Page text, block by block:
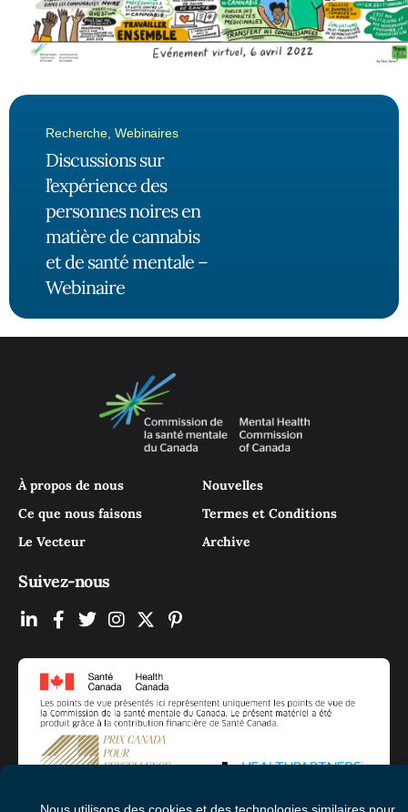
Recherche Webinaires
Discussions sur
l’expérience des
personnes noires en
matière de cannabis
et de santé mentale –
Webinaire
À propos de nous
Ce que nous faisons
Le Vecteur
Nouvelles
Termes et Conditions
Archive
Suivez-nous